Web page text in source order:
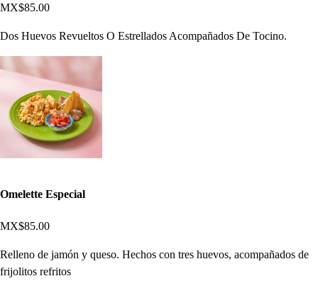
MX$85.00
Dos Huevos Revueltos O Estrellados Acompañados De Tocino.
Omelette Especial
MX$85.00
Relleno de jamón y queso. Hechos con tres huevos, acompañados de
frijolitos refritos